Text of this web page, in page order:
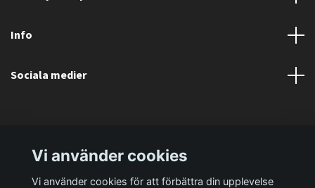
Info
Sociala medier
Vi använder cookies
Vi använder cookies för att förbättra din upplevelse